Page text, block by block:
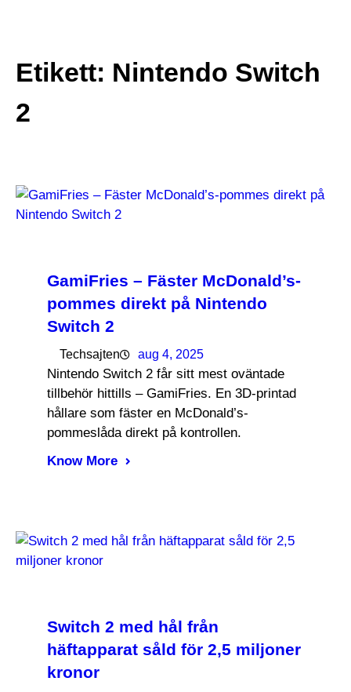
Etikett: Nintendo Switch
2
GamiFries – Fäster McDonald’s-
pommes direkt på Nintendo
Switch 2
Techsajten aug 4, 2025
Nintendo Switch 2 får sitt mest oväntade
tillbehör hittills – GamiFries. En 3D-printad
hållare som fäster en McDonald’s-
pommeslåda direkt på kontrollen.
Know More
Switch 2 med hål från
häftapparat såld för 2,5 miljoner
kronor